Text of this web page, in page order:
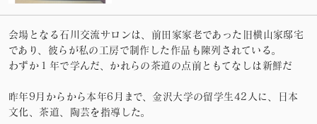
会場となる石川交流サロンは、前田家家老であった旧横山家邸宅
であり、彼らが私の工房で制作した作品も陳列されている。
わずか１年で学んだ、かれらの茶道の点前ともてなしは新鮮だ
昨年9月からから本年6月まで、金沢大学の留学生42人に、日本
文化、茶道、陶芸を指導した。